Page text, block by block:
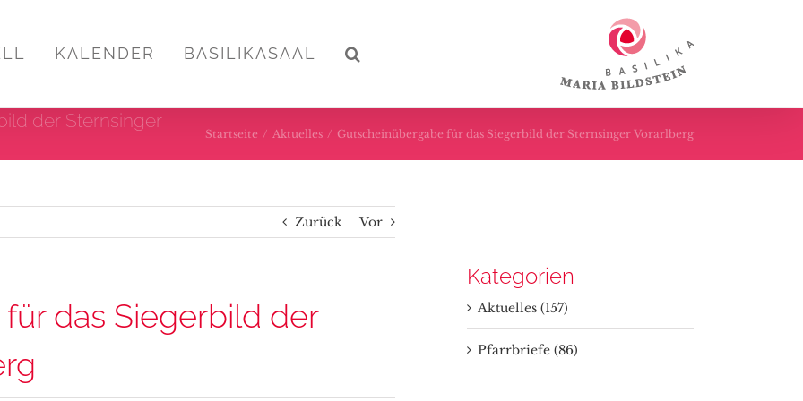
KALENDER BASILIKASAAL
der Sternsinger
Startseite / Aktuelles / Gutscheinübergabe für das Siegerbild der Sternsinger Vorarlberg
Zurück Vor
das Siegerbild der
Kategorien
Aktuelles (157)
Pfarrbriefe (86)